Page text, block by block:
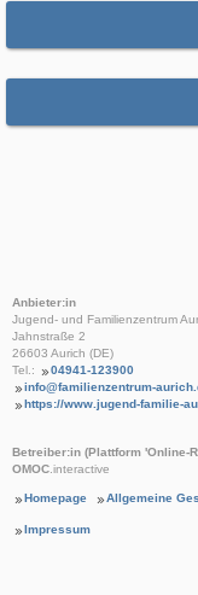
Anbieter:in
Jugend- und Familienzentrum
Jahnstraße 2
26603 Aurich (DE)
Tel.:
04941-123900
info@familienzentrum-
https://www.jugend-familie-
Betreiber:in (Plattform 'Online-
OMOC.interactive
Homepage Allgemeine
Impressum